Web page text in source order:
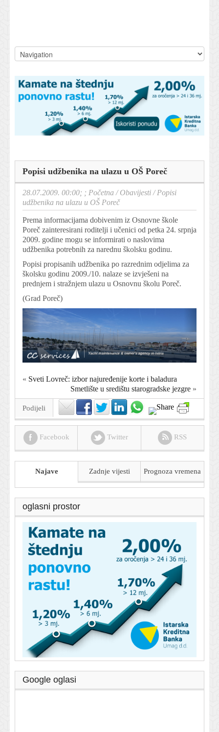
Popisi udžbenika na ulazu u OŠ Poreč
28.07.2009. 00:00; ; Početna /Obavijesti /Popisi
udžbenika na ulazu u OŠ Poreč
Prema informacijama dobivenim iz Osnovne škole
Poreč zainteresirani roditelji i učenici od petka 24. srpnja
2009. godine mogu se informirati o naslovima
udžbenika potrebnih za narednu školsku godinu.
Popisi propisanih udžbenika po razrednim odjelima za
školsku godinu 2009./10. nalaze se izvješeni na
prednjem i stražnjem ulazu u Osnovnu školu Poreč.
(Grad Poreč)
« Sveti Lovreč: izbor najuređenije korte i baladura
Smetlište u središtu starogradske jezgre »
Podijeli
Facebook Twitter RSS
Najave Zadnje vijesti Prognoza vremena
oglasni prostor
Google oglasi